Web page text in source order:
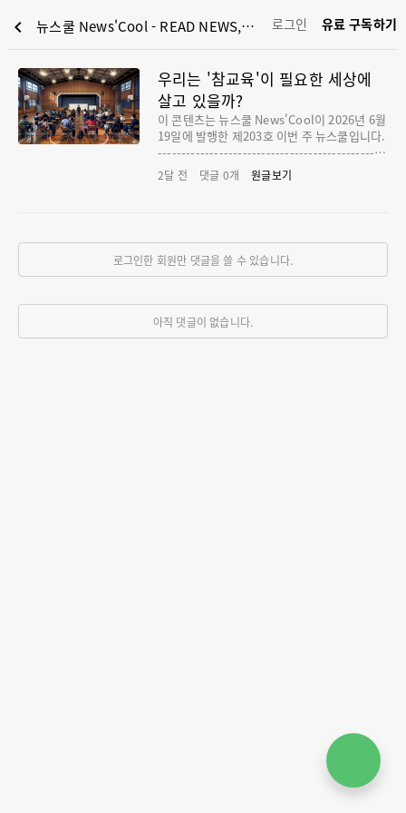
chevron_left 뉴스쿨 News'Cool - READ NEWS, LEAD YOUTH : 우리는 '참교육'이 필요한 세상에 살고 있을까? 로그인 유료 구독하기
우리는 '참교육'이 필요한 세상에
살고 있을까?
이 콘텐츠는 뉴스쿨 News'Cool이 2026년 6월
19일에 발행한 제203호 이번 주 뉴스쿨입니다.‌
------------------------------------------------
-------------------------------- 🤓쿨리는 최근
학교에서 '교권 보호 교육'을 받았어. 덕분에 많
록 이 드라마는 청소년관람불가라서 우리가 볼
수는 없지만 이 드라마가 화제인 이유가 뭔지,
지 짚어볼 필요가 있을 것 같아. 쿨리가 취재한
이야기를 들어봐.드라마 '참교육'이 세상에 던
2달 전 댓글 0개 원글보기
로그인한 회원만 댓글을 쓸 수 있습니다.
아직 댓글이 없습니다.